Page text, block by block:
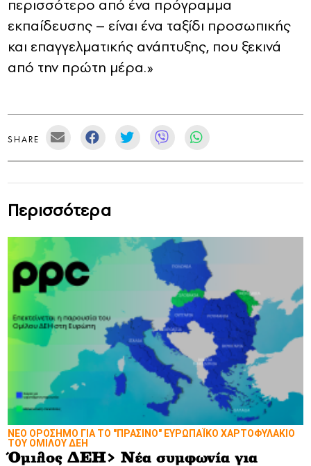
περισσότερο από ένα πρόγραμμα
εκπαίδευσης – είναι ένα ταξίδι προσωπικής
και επαγγελματικής ανάπτυξης, που ξεκινά
από την πρώτη μέρα.»
SHARE
Περισσότερα
ΝΕΟ ΟΡΟΣΗΜΟ ΓΙΑ ΤΟ "ΠΡΑΣΙΝΟ" ΕΥΡΩΠΑΪΚΟ ΧΑΡΤΟΦΥΛΑΚΙΟ
ΤΟΥ ΟΜΙΛΟΥ ΔΕΗ
Όμιλος ΔΕΗ> Νέα συμφωνία για